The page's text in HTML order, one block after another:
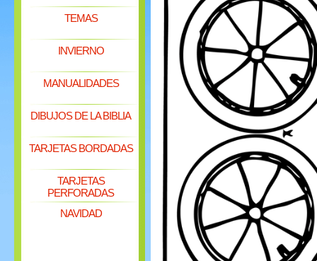
TEMAS
INVIERNO
MANUALIDADES
DIBUJOS DE LA BIBLIA
TARJETAS BORDADAS
TARJETAS
PERFORADAS
NAVIDAD